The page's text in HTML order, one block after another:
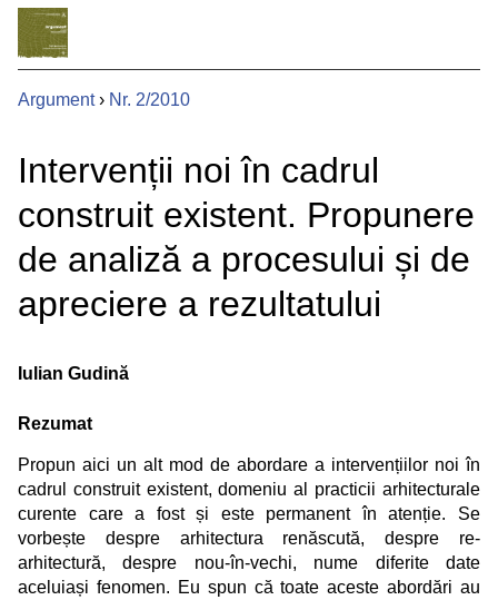
Argument› Nr. 2/2010
Intervenții noi în cadrul
construit existent. Propunere
de analiză a procesului și de
apreciere a rezultatului
Iulian Gudină
Rezumat
Propun aici un alt mod de abordare a intervențiilor noi în
cadrul construit existent, domeniu al practicii arhitecturale
curente care a fost și este permanent în atenție. Se
vorbește despre arhitectura renăscută, despre re-
arhitectură, despre nou-în-vechi, nume diferite date
aceluiași fenomen. Eu spun că toate aceste abordări au